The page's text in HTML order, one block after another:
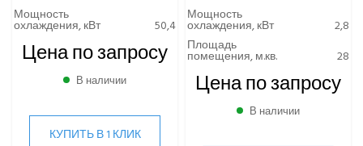
Мощность
охлаждения, кВт 50,4
Цена по запросу
В наличии
КУПИТЬ В 1 КЛИК
Мощность
охлаждения, кВт
2,8
Площадь
помещения, м.кв. 28
Цена по запросу
В наличии